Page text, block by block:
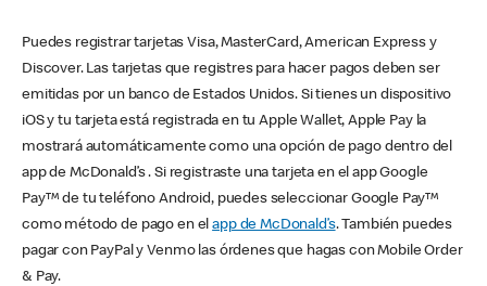
Puedes registrar tarjetas Visa, MasterCard, American Express y
Discover. Las tarjetas que registres para hacer pagos deben ser
emitidas por un banco de Estados Unidos. Si tienes un dispositivo
iOS y tu tarjeta está registrada en tu Apple Wallet, Apple Pay la
mostrará automáticamente como una opción de pago dentro del
app de McDonald’s . Si registraste una tarjeta en el app Google
Pay™ de tu teléfono Android, puedes seleccionar Google Pay™
como método de pago en elapp de McDonald’s. También puedes
pagar con PayPal y Venmo las órdenes que hagas con Mobile Order
& Pay.